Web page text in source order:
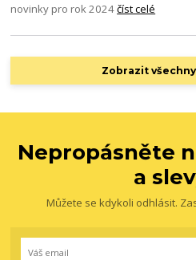
novinky pro rok 2024číst celé
Zobrazit
Nepropásněte
a
Můžete se kdykoli odhlásit.